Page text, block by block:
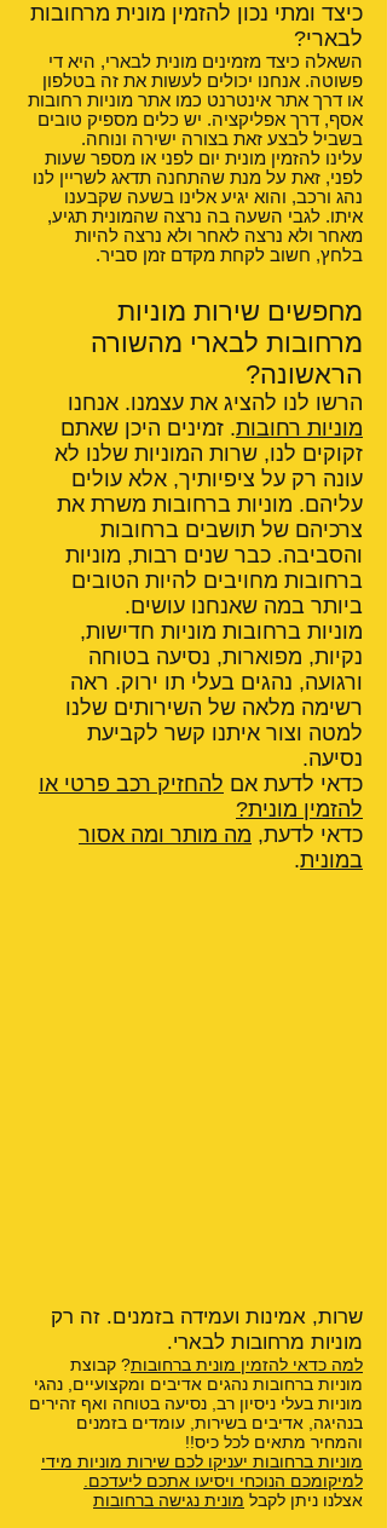
כיצד ומתי נכון להזמין מונית מרחובות
לבארי?
השאלה כיצד מזמינים מונית לבארי, היא די
פשוטה. אנחנו יכולים לעשות את זה בטלפון
או דרך אתר אינטרנט כמו אתר מוניות רחובות
אסף, דרך אפליקציה. יש כלים מספיק טובים
בשביל לבצע זאת בצורה ישירה ונוחה.
עלינו להזמין מונית יום לפני או מספר שעות
לפני, זאת על מנת שהתחנה תדאג לשריין לנו
נהג ורכב, והוא יגיע אלינו בשעה שקבענו
איתו. לגבי השעה בה נרצה שהמונית תגיע,
מאחר ולא נרצה לאחר ולא נרצה להיות
בלחץ, חשוב לקחת מקדם זמן סביר.
מחפשים שירות מוניות
מרחובות לבארי מהשורה
הראשונה?
הרשו לנו להציג את עצמנו. אנחנו
מוניות רחובות. זמינים היכן שאתם
זקוקים לנו, שרות המוניות שלנו לא
עונה רק על ציפיותיך, אלא עולים
עליהם. מוניות ברחובות משרת את
צרכיהם של תושבים ברחובות
והסביבה. כבר שנים רבות, מוניות
ברחובות מחויבים להיות הטובים
ביותר במה שאנחנו עושים.
מוניות ברחובות מוניות חדישות,
נקיות, מפוארות, נסיעה בטוחה
ורגועה, נהגים בעלי תו ירוק. ראה
רשימה מלאה של השירותים שלנו
למטה וצור איתנו קשר לקביעת
נסיעה.
כדאי לדעת אם להחזיק רכב פרטי או
להזמין מונית?
כדאי לדעת, מה מותר ומה אסור
במונית.
שרות, אמינות ועמידה בזמנים. זה רק
מוניות מרחובות לבארי.
למה כדאי להזמין מונית ברחובות? קבוצת
מוניות ברחובות נהגים אדיבים ומקצועיים, נהגי
מוניות בעלי ניסיון רב, נסיעה בטוחה ואף זהירים
בנהיגה, אדיבים בשירות, עומדים בזמנים
והמחיר מתאים לכל כיס!!
מוניות ברחובות יעניקו לכם שירות מוניות מידי
למיקומכם הנוכחי ויסיעו אתכם ליעדכם.
אצלנו ניתן לקבל מונית נגישה ברחובות